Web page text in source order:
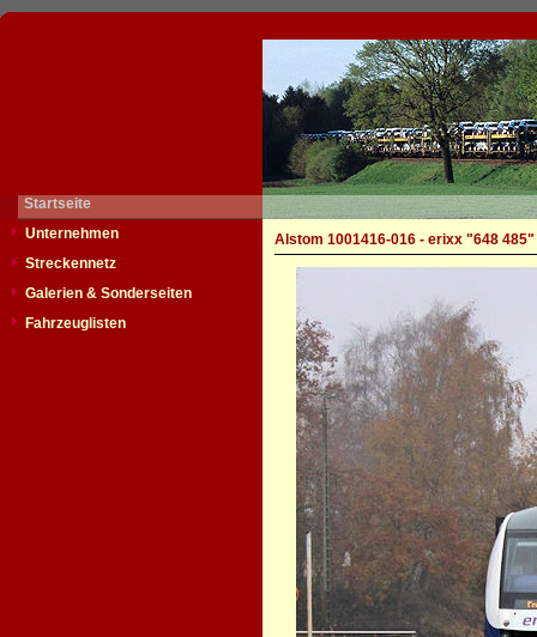
Startseite
Unternehmen
Streckennetz
Galerien & Sonderseiten
Fahrzeuglisten
Alstom 1001416-016 - erixx "648 485"